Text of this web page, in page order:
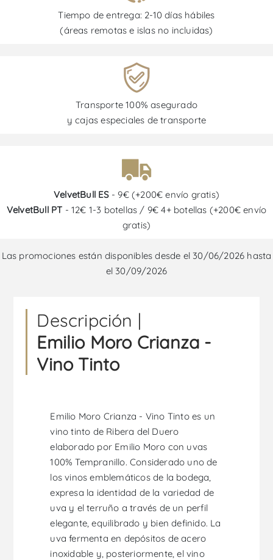
Tiempo de entrega: 2-10 días hábiles
(áreas remotas e islas no incluidas)
Transporte 100% asegurado
y cajas especiales de transporte
VelvetBull ES- 9€ (+200€ envío gratis)
VelvetBull PT - 12€ 1-3 botellas / 9€ 4+ botellas (+200€ envío
gratis)
Las promociones están disponibles desde el 30/06/2026 hasta
el 30/09/2026
Descripción |
Emilio Moro Crianza -
Vino Tinto
Emilio Moro Crianza - Vino Tinto es un
vino tinto de Ribera del Duero
elaborado por Emilio Moro con uvas
100% Tempranillo. Considerado uno de
los vinos emblemáticos de la bodega,
expresa la identidad de la variedad de
uva y el terruño a través de un perfil
elegante, equilibrado y bien definido. La
uva fermenta en depósitos de acero
inoxidable y, posteriormente, el vino